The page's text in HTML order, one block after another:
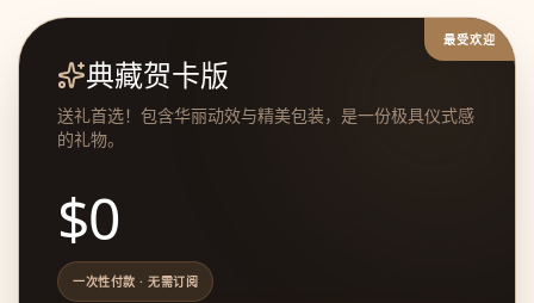
最受欢迎
典藏贺卡版
送礼首选！包含华丽动效与精美包装，是一份极具仪式感
的礼物。
$0
一次性付款 · 无需订阅